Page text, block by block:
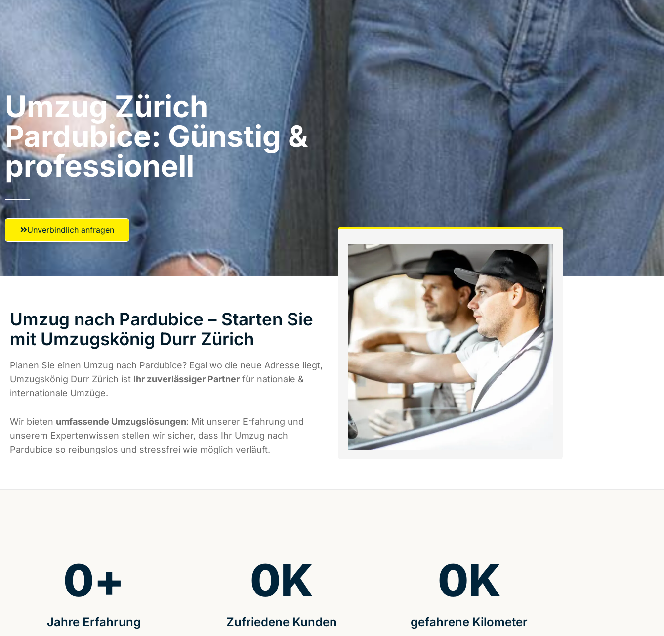
Umzug Zürich​
Pardubice: Günstig &
professionell​
Unverbindlich anfragen
Umzug nach Pardubice – Starten Sie
mit Umzugskönig Durr Zürich
Planen Sie einen Umzug nach Pardubice? Egal wo die neue Adresse liegt,
Umzugskönig Durr Zürich ist Ihr zuverlässiger Partner für nationale &
internationale Umzüge.
Wir bieten umfassende Umzugslösungen: Mit unserer Erfahrung und
unserem Expertenwissen stellen wir sicher, dass Ihr Umzug nach
Pardubice so reibungslos und stressfrei wie möglich verläuft.
Jahre Erfahrung
0+
Zufriedene Kunden
0K
gefahrene Kilometer
0K